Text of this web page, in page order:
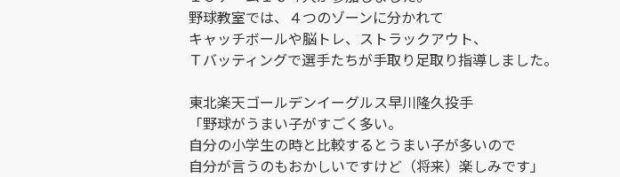
野球教室では、４つのゾーンに分かれて
キャッチボールや脳トレ、ストラックアウト、
Ｔバッティングで選手たちが手取り足取り指導しました。
東北楽天ゴールデンイーグルス早川隆久投手
「野球がうまい子がすごく多い。
自分の小学生の時と比較するとうまい子が多いので
自分が言うのもおかしいですけど（将来）楽しみです」